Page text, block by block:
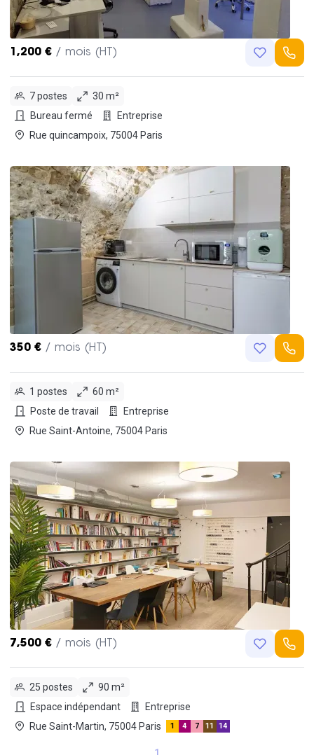
1,200 € / mois (HT)
7 postes
30 m²
Bureau fermé
Entreprise
Rue quincampoix, 75004 Paris
350 € / mois (HT)
1 postes
60 m²
Poste de travail
Entreprise
Rue Saint-Antoine, 75004 Paris
7,500 € / mois (HT)
25 postes
90 m²
Espace indépendant
Entreprise
Rue Saint-Martin, 75004 Paris
1 4 7 11 14